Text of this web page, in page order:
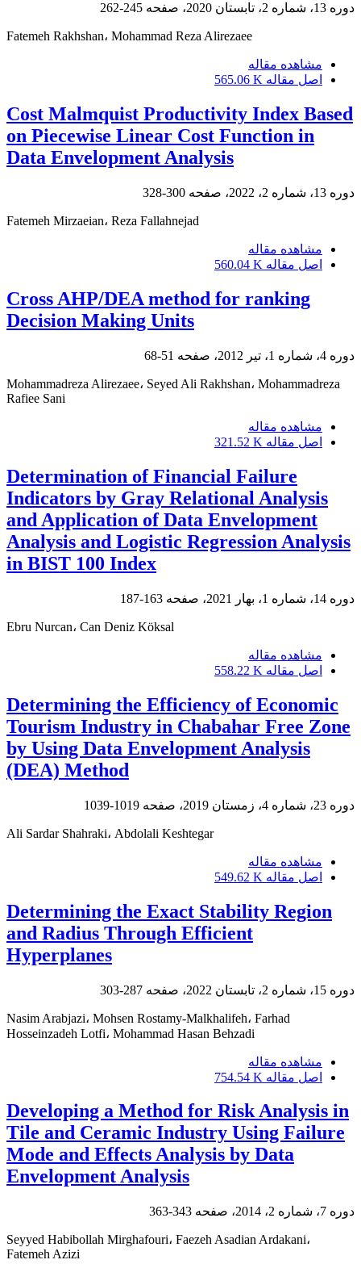
دوره 13، شماره 2، تابستان 2020، صفحه 245-262
Fatemeh Rakhshan، Mohammad Reza Alirezaee
مشاهده مقاله
اصل مقاله 565.06 K
Cost Malmquist Productivity Index Based
on Piecewise Linear Cost Function in
Data Envelopment Analysis
دوره 13، شماره 2، 2022، صفحه 300-328
Fatemeh Mirzaeian، Reza Fallahnejad
مشاهده مقاله
اصل مقاله 560.04 K
Cross AHP/DEA method for ranking
Decision Making Units
دوره 4، شماره 1، تیر 2012، صفحه 51-68
Mohammadreza Alirezaee، Seyed Ali Rakhshan، Mohammadreza
Rafiee Sani
مشاهده مقاله
اصل مقاله 321.52 K
Determination of Financial Failure
Indicators by Gray Relational Analysis
and Application of Data Envelopment
Analysis and Logistic Regression Analysis
in BIST 100 Index
دوره 14، شماره 1، بهار 2021، صفحه 163-187
Ebru Nurcan، Can Deniz Köksal
مشاهده مقاله
اصل مقاله 558.22 K
Determining the Efficiency of Economic
Tourism Industry in Chabahar Free Zone
by Using Data Envelopment Analysis
(DEA) Method
دوره 23، شماره 4، زمستان 2019، صفحه 1019-1039
Ali Sardar Shahraki، Abdolali Keshtegar
مشاهده مقاله
اصل مقاله 549.62 K
Determining the Exact Stability Region
and Radius Through Efficient
Hyperplanes
دوره 15، شماره 2، تابستان 2022، صفحه 287-303
Nasim Arabjazi، Mohsen Rostamy-Malkhalifeh، Farhad
Hosseinzadeh Lotfi، Mohammad Hasan Behzadi
مشاهده مقاله
اصل مقاله 754.54 K
Developing a Method for Risk Analysis in
Tile and Ceramic Industry Using Failure
Mode and Effects Analysis by Data
Envelopment Analysis
دوره 7، شماره 2، 2014، صفحه 343-363
Seyyed Habibollah Mirghafouri، Faezeh Asadian Ardakani،
Fatemeh Azizi